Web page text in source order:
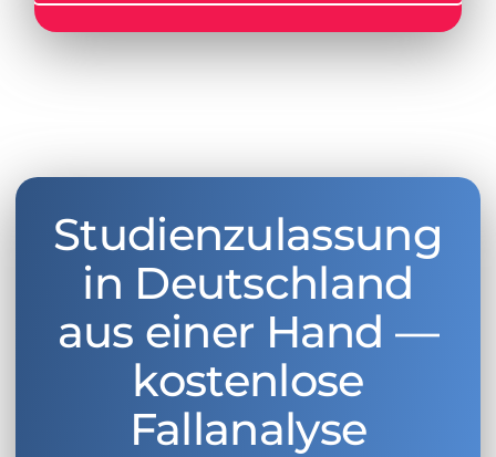
Studienzulassung
in Deutschland
aus einer Hand —
kostenlose
Fallanalyse